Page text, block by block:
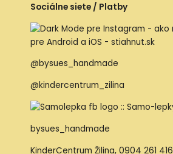
Sociálne siete / Platby
@bysues_handmade
@kindercentrum_zilina
bysues_handmade
KinderCentrum Žilina, 0904 261 416